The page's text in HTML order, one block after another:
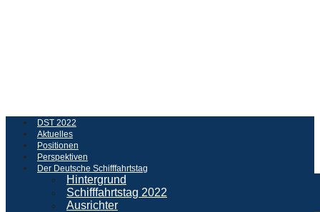
DST 2022
Aktuelles
Positionen
Perspektiven
Der Deutsche Schifffahrtstag
Hintergrund
Schifffahrtstag 2022
Ausrichter